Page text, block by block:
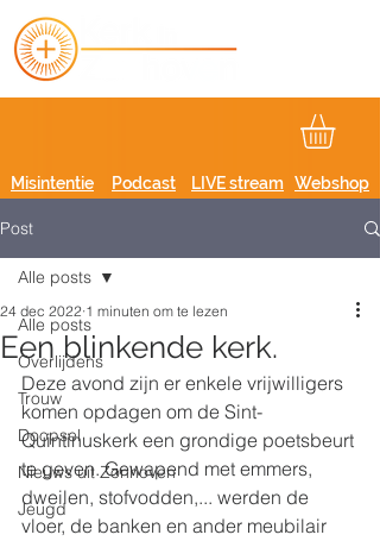
Podcast
Misintentie LIVE stream Webshop
Post
Alle posts
Overlijdens
Trouw
Doopsel
Nieuws uit Zonhoven
Jeugd
Alle posts
Een blinkende kerk.
24 dec 2022 1 minuten om te lezen
Deze avond zijn er enkele vrijwilligers
komen opdagen om de Sint-
Quintinuskerk een grondige poetsbeurt
te geven. Gewapend met emmers,
dweilen, stofvodden,... werden de
vloer, de banken en ander meubilair